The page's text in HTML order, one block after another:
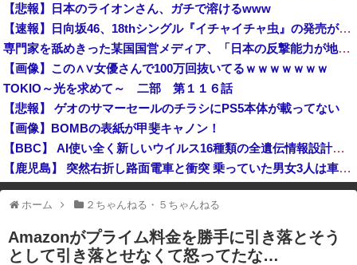
専門家を舐めきった某国国営メディア、「日本の反撃能力が地域を不安定化させている」というストーリーで番組制作を進めようとするも……
【悲報】日本のライオンさん、ガチで溶けるwww
【速報】日向坂46、18thシングル『イチャイチャ虫』の発売が決定！！
専門家を舐めきった某国国営メディア、「日本の反撃能力が地域を不安定化させている」というストーリーで番組制作を進めようとするも……
【画像】この∧∨女優さんで100万回抜いてるｗｗｗｗｗｗｗ
TOKIO～光を求めて～ 二部 第１１６話
【悲報】 ゲオのサマーセールのチラシにPS5本体が載ってない
【画像】BOMBの表紙が甲斐キャノン！
【BBC】 AI使い全く新しいウイルス16種類の全遺伝情報設計に初成功
【鹿児島】 突然右折し路面電車と衝突 乗っていた男女3人は車を放置しダッシュで逃走中
石油もない、鉄もない、国土の7割は山…それでも日本が世界屈指の経済大国になれた「勤勉さ」以外の勝因！
一部のコンテンツが表示されなくなったり、サイト全体のレイアウトが崩れ
たりする場合があります。
ホーム ２ちゃんねる・５ちゃんねる
Amazonがプライム料金を勝手に引き落とそう
として引き落とせなくて怒ってたな…